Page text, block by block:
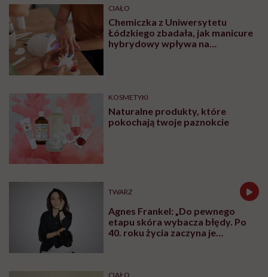
CIAŁO
Chemiczka z Uniwersytetu
Łódzkiego zbadała, jak manicure
hybrydowy wpływa na
KOSMETYKI
Naturalne produkty, które
pokochają twoje paznokcie
TWARZ
Agnes Frankel: „Do pewnego
etapu skóra wybacza błędy. Po
40. roku życia zaczyna je
CIAŁO